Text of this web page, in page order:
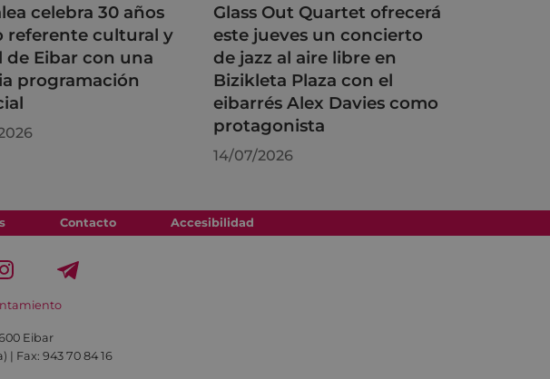
celebra 30 años
referente cultural y
de Eibar con una
programación
Glass Out Quartet ofrecerá
este jueves un concierto
de jazz al aire libre en
Bizikleta Plaza con el
eibarrés Alex Davies como
protagonista
14/07/2026
Contacto Accesibilidad
Eibar
| Fax: 943 70 84 16